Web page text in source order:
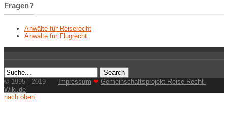
Fragen?
Anwälte für Reiserecht
Anwälte für Flugrecht
© 1995 - 2019 Impressum ❤ Gemeinschaftsprojekt Reise-Recht-
Wiki.de
nach oben